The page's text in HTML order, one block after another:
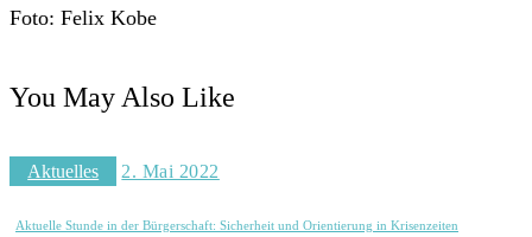
Foto: Felix Kobe
You May Also Like
Aktuelles 2. Mai 2022
Aktuelle Stunde in der Bürgerschaft: Sicherheit und Orientierung in Krisenzeiten